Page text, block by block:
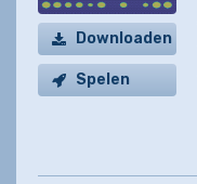
Downloaden
Spelen